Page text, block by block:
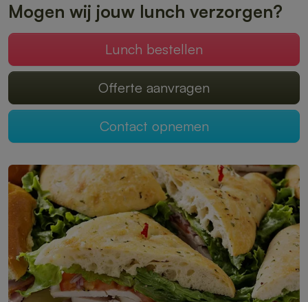
Mogen wij jouw lunch verzorgen?
Lunch bestellen
Offerte aanvragen
Contact opnemen